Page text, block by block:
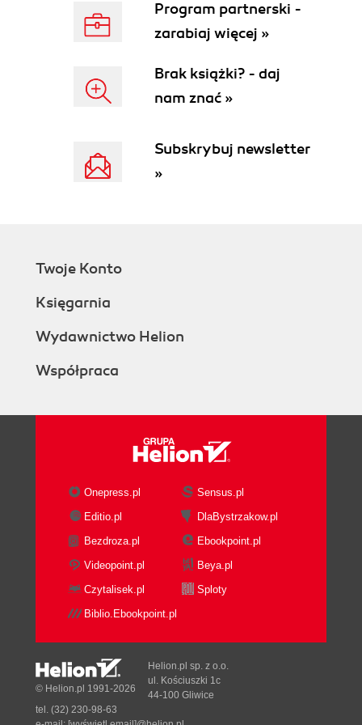
dokumentu tekstowego (101)
Podgląd wydruku (103)
Drukowanie (107)
Rozdział 6. OpenOffice.ux.pl Calc. Podstawowe
Uruchamianie programu OpenOffice.ux.pl Calc
(110)
Poruszanie się po arkuszu (119)
Obsługa danych i arkuszy (123)
Zapisywanie arkusza kalkulacyjnego (137)
Wstawianie arkuszy (138)
Rozdział 7. OpenOffice.ux.pl Calc i obliczenia (145)
Formaty danych (145)
Adresowanie komórek (151)
Proste formuły (158)
Kreator funkcji (159)
Wykorzystanie odwołań względnych i
bezwzględnych w złożonych formułach (162)
Operatory OpenOffice.ux.pl Calc (164)
Rozdział 8. Wykresy (167)
Wstawianie wykresu (167)
Modyfikowanie wykresu (171)
Modyfikowanie prezentowanego na wykresie
zakresu danych (175)
Formatowanie serii danych (177)
Formatowanie wykresów trójwymiarowych (180)
Program partnerski -
zarabiaj więcej »
Brak książki? - daj
nam znać »
Subskrybuj newsletter
»
Twoje Konto
Księgarnia
Wydawnictwo Helion
Współpraca
Onepress.pl
Sensus.pl
Editio.pl
DlaBystrzakow.pl
Bezdroza.pl
Ebookpoint.pl
Videopoint.pl
Beya.pl
Czytalisek.pl
Sploty
Biblio.Ebookpoint.pl
© Helion.pl 1991-2026
Helion.pl sp. z o.o.
ul. Kościuszki 1c
44-100 Gliwice
tel. (32) 230-98-63